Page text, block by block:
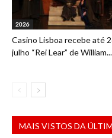
2026
Casino Lisboa recebe até
julho “Rei Lear” de William...
MAIS VISTOS DA